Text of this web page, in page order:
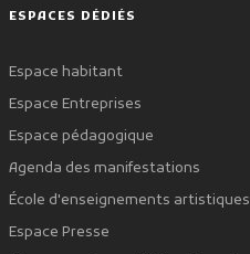
ESPACES DÉDIÉS
Espace habitant
Espace Entreprises
Espace pédagogique
Agenda des manifestations
École d'enseignements artistiques
Espace Presse